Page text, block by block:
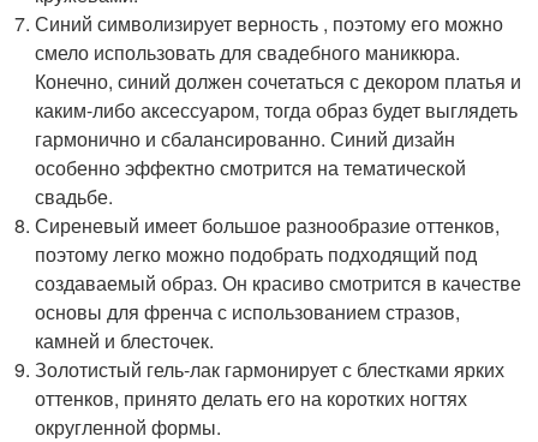
Синий символизирует верность , поэтому его можно
смело использовать для свадебного маникюра.
Конечно, синий должен сочетаться с декором платья и
каким-либо аксессуаром, тогда образ будет выглядеть
гармонично и сбалансированно. Синий дизайн
особенно эффектно смотрится на тематической
свадьбе.
Сиреневый имеет большое разнообразие оттенков,
поэтому легко можно подобрать подходящий под
создаваемый образ. Он красиво смотрится в качестве
основы для френча с использованием стразов,
камней и блесточек.
Золотистый гель-лак гармонирует с блестками ярких
оттенков, принято делать его на коротких ногтях
округленной формы.